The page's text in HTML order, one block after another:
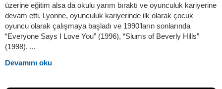
üzerine eğitim alsa da okulu yarım bıraktı ve oyunculuk kariyerine
devam etti. Lyonne, oyunculuk kariyerinde ilk olarak çocuk
oyuncu olarak çalışmaya başladı ve 1990’ların sonlarında
“Everyone Says I Love You” (1996), “Slums of Beverly Hills”
(1998), ...
Devamını oku